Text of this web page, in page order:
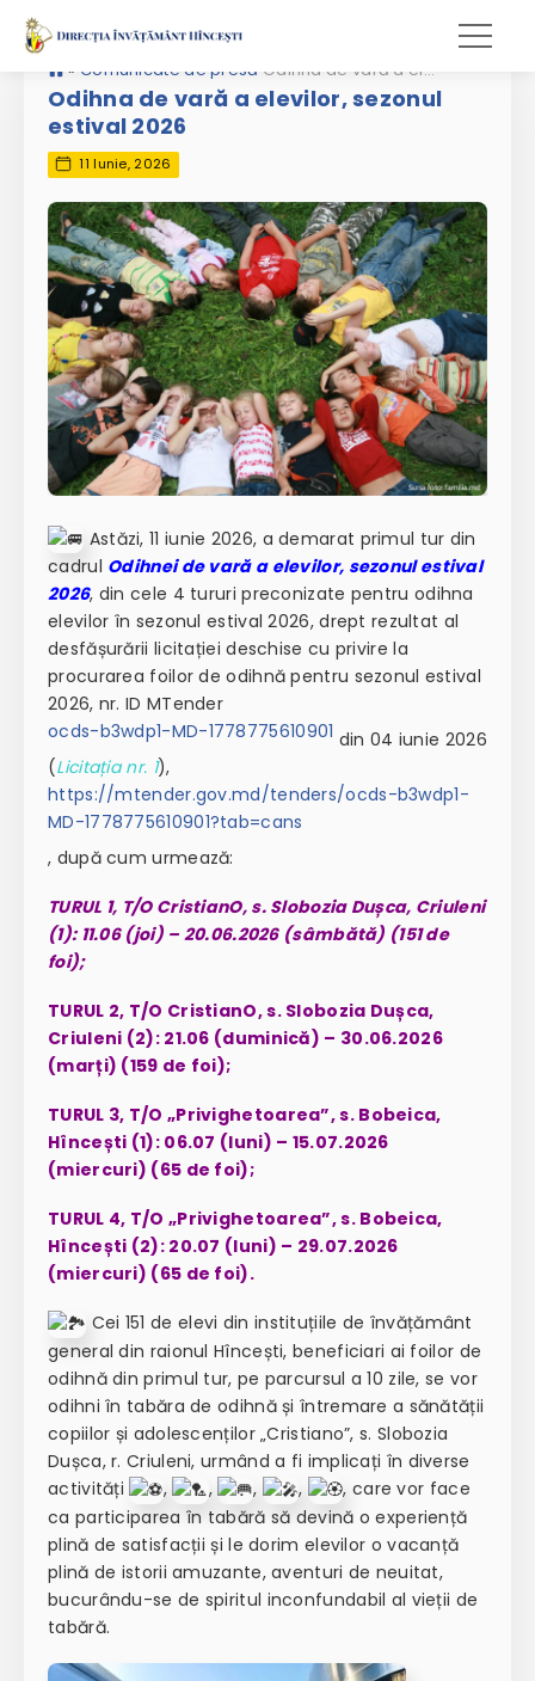
» Comunicate de presă Odihna de vară a elevilor, sezonul estival 2026
Odihna de vară a elevilor, sezonul
estival 2026
11 Iunie, 2026
Astăzi, 11 iunie 2026, a demarat primul tur din
cadrul Odihnei de vară a elevilor, sezonul estival
2026, din cele 4 tururi preconizate pentru odihna
elevilor în sezonul estival 2026, drept rezultat al
desfășurării licitației deschise cu privire la
procurarea foilor de odihnă pentru sezonul estival
2026, nr. ID MTender
ocds-b3wdp1-MD-1778775610901 din 04 iunie 2026
(Licitația nr. 1),
https://mtender.gov.md/tenders/ocds-b3wdp1-
MD-1778775610901?tab=cans
, după cum urmează:
TURUL 1, T/O CristianO, s. Slobozia Dușca, Criuleni
(1): 11.06 (joi) – 20.06.2026 (sâmbătă) (151 de
foi);
TURUL 2, T/O CristianO, s. Slobozia Dușca,
Criuleni (2): 21.06 (duminică) – 30.06.2026
(marți) (159 de foi);
TURUL 3, T/O „Privighetoarea”, s. Bobeica,
Hîncești (1): 06.07 (luni) – 15.07.2026
(miercuri) (65 de foi);
TURUL 4, T/O „Privighetoarea”, s. Bobeica,
Hîncești (2): 20.07 (luni) – 29.07.2026
(miercuri) (65 de foi).
Cei 151 de elevi din instituțiile de învățământ
general din raionul Hîncești, beneficiari ai foilor de
odihnă din primul tur, pe parcursul a 10 zile, se vor
odihni în tabăra de odihnă și întremare a sănătății
copiilor și adolescenților „Cristiano”, s. Slobozia
Dușca, r. Criuleni, urmând a fi implicați în diverse
activități
, , , , , care vor face
ca participarea în tabără să devină o experiență
plină de satisfacții și le dorim elevilor o vacanță
plină de istorii amuzante, aventuri de neuitat,
bucurându-se de spiritul inconfundabil al vieții de
tabără.